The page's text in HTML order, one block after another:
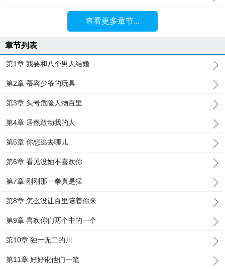
查看更多章节...
章节列表
第1章 我要和八个男人结婚
第2章 慕容少爷的玩具
第3章 头号危险人物百里
第4章 居然敢动我的人
第5章 你想逃去哪儿
第6章 看见没她不喜欢你
第7章 刚刚那一拳真是猛
第8章 怎么没让百里陪着你来
第9章 喜欢你们两个中的一个
第10章 独一无二的川
第11章 好好讹他们一笔